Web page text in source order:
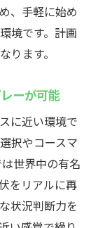
ーも確保
サポート
設備を徹底
ゴルフスク
、手軽に始め
境です。計画
ります。
ーが可能
に近い環境で
択やコースマ
世界中の有名
をリアルに再
状況判断力を